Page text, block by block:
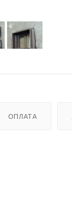
ОПЛАТА